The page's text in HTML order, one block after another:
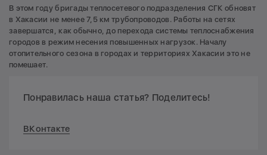
В этом году бригады теплосетевого подразделения СГК обновят
в Хакасии не менее 7,5 км трубопроводов. Работы на сетях
завершатся, как обычно, до перехода системы теплоснабжения
городов в режим несения повышенных нагрузок. Началу
отопительного сезона в городах и территориях Хакасии это не
помешает.
Понравилась наша статья? Поделитесь!
ВКонтакте